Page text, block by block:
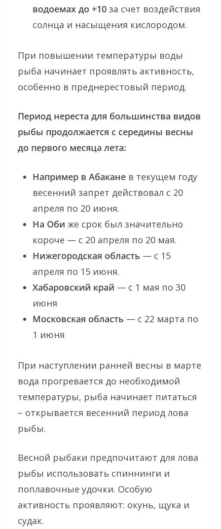
водоемах до +10 за счет воздействия
солнца и насыщения кислородом.
При повышении температуры воды
рыба начинает проявлять активность,
особенно в преднерестовый период.
Период нереста для большинства видов
рыбы продолжается с середины весны
до первого месяца лета:
Например в Абакане в текущем году
весенний запрет действовал с 20
апреля по 20 июня.
На Оби же срок был значительно
короче — с 20 апреля по 20 мая.
Нижегородская область — с 15
апреля по 15 июня.
Хабаровский край — с 1 мая по 30
июня
Московская область — с 22 марта по
1 июня
При наступлении ранней весны в марте
вода прогревается до необходимой
температуры, рыба начинает питаться
– открывается весенний период лова
рыбы.
Весной рыбаки предпочитают для лова
рыбы использовать спиннинги и
поплавочные удочки. Особую
активность проявляют: окунь, щука и
судак.